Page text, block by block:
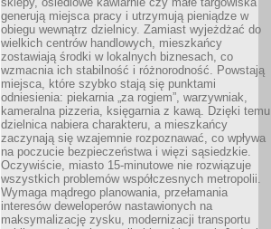
generują miejsca pracy i utrzymują pieniądze w
obiegu wewnątrz dzielnicy. Zamiast wyjeżdżać do
wielkich centrów handlowych, mieszkańcy
zostawiają środki w lokalnych biznesach, co
wzmacnia ich stabilność i różnorodność. Powstają
miejsca, które szybko stają się punktami
odniesienia: piekarnia „za rogiem”, warzywniak,
kameralna pizzeria, księgarnia z kawą. Dzięki temu
dzielnica nabiera charakteru, a mieszkańcy
zaczynają się wzajemnie rozpoznawać, co wpływa
na poczucie bezpieczeństwa i więzi sąsiedzkie.
Oczywiście, miasto 15-minutowe nie rozwiązuje
wszystkich problemów współczesnych metropolii.
Wymaga mądrego planowania, przełamania
interesów deweloperów nastawionych na
maksymalizację zysku, modernizacji transportu